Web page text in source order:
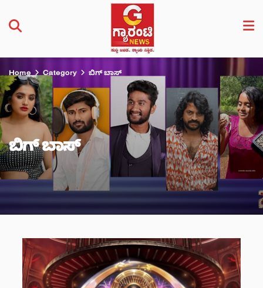
Home Category ಬಿಗ್ ಬಾಸ್
ಬಿಗ್ ಬಾಸ್